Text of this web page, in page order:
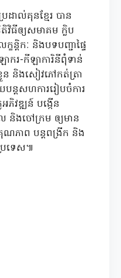
ដាល់គុនខ្មែរ បាន
តិវិធីឲ្យសមាគម ក្លិប
ន្តិកៈ និងបទបញ្ជាផ្ទៃ
ករ-កីឡាការិនីពុំទាន់
ន និងសៀវភៅកត់ត្រា
បន្តសហការរៀបចំការ
វឌ្ឍន៍ បង្កើន
និងចៅក្រម ឲ្យមាន
ណភាព បន្តពង្រីក និង
រទេស៕